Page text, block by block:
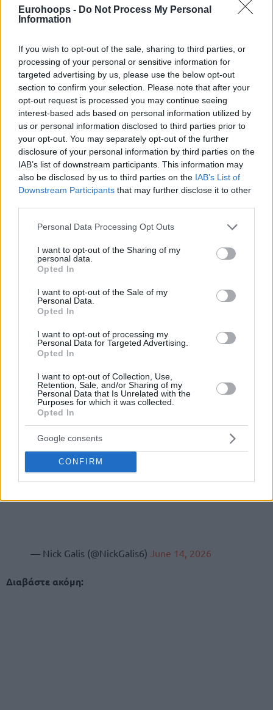
Eurohoops - Do Not Process My Personal
Information
If you wish to opt-out of the sale, sharing to third parties, or
processing of your personal or sensitive information for
targeted advertising by us, please use the below opt-out
section to confirm your selection. Please note that after your
opt-out request is processed you may continue seeing
interest-based ads based on personal information utilized by
us or personal information disclosed to third parties prior to
your opt-out. You may separately opt-out of the further
disclosure of your personal information by third parties on the
IAB’s list of downstream participants. This information may
also be disclosed by us to third parties on the IAB’s List of
Downstream Participants that may further disclose it to other
Please note that this website/app uses one or more Google
not limited to your visit or usage behaviour. You may click to
grant or deny consent to Google and its third-party tags to
use your data for below specified purposes in below Google
consent section.
Personal Data Processing Opt Outs
I want to opt-out of the Sharing of my
personal data.
Opted In
I want to opt-out of the Sale of my
Personal Data.
Opted In
I want to opt-out of processing my
Personal Data for Targeted Advertising.
Opted In
I want to opt-out of Collection, Use,
Retention, Sale, and/or Sharing of my
Personal Data that Is Unrelated with the
Purposes for which it was collected.
Opted In
Google consents
CONFIRM
Η ανάρτηση τουΝίκου ΓκάληστοTwitter: «Η σημερινή
επέτειος του Χρυσού Μεταλλίου του 1987 στέλνει το ίδιο
Η σημερινή επέτειος του Χρυσού Μεταλλίου του
1987 στέλνει το ίδιο επίκαιρο μήνυμα: ενωμένοι
μπορούμε! 🏆🥇 #NickGalis #legacy
#basketball pic.twitter.com/aaQ2cCYi0L
— Nick Galis (@NickGalis6) June 14, 2026
Διαβάστε ακόμη: